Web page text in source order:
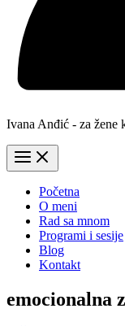
Ivana Anđić - za žene
Početna
O meni
Rad sa mnom
Programi i sesije
Blog
Kontakt
emocionalna